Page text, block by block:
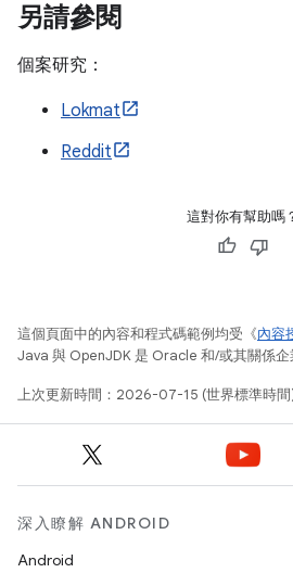
另請參閱
個案研究：
Lokmat
Reddit
這對你有幫助嗎
這個頁面中的內容和程式碼範例均受《內容
Java 與 OpenJDK 是 Oracle 和/或其關係企
上次更新時間：2026-07-15 (世界標準時間)
深入瞭解 ANDROID
Android